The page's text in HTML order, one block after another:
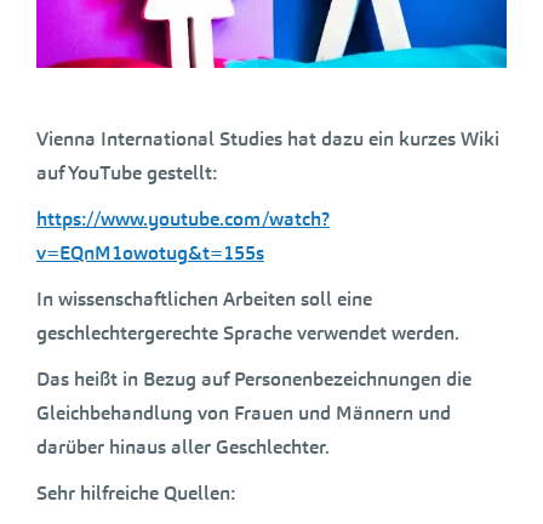
Vienna International Studies hat dazu ein kurzes Wiki
auf YouTube gestellt:
https://www.youtube.com/watch?
v=EQnM1owotug&t=155s
In wissenschaftlichen Arbeiten soll eine
geschlechtergerechte Sprache verwendet werden.
Das heißt in Bezug auf Personenbezeichnungen die
Gleichbehandlung von Frauen und Männern und
darüber hinaus aller Geschlechter.
Sehr hilfreiche Quellen: